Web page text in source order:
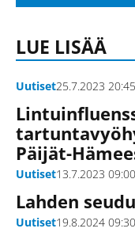
LUE LISÄÄ
Uutiset25.7.2023 20:45
Päijät-
Uutiset13.7.2023 09:00
Lahden
Uutiset19.8.2024 09:30